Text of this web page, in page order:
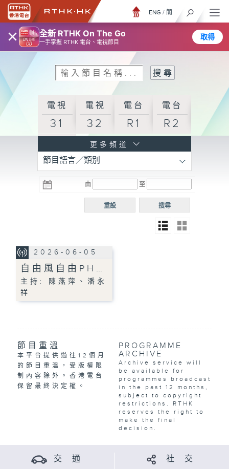
× 全新 RTHK On The Go
一手掌握 RTHK 電台、電視節目
取得
ENG / 簡
電視
31
電視
32
電台
R1
電台
R2
R3
電台 電台
R5
電台
普通
更多頻道
節目語言／類別
由 至
搜尋
重設
2026-06-05
自由風自由PH…
主持: 陳燕萍、潘永
祥
節目重溫
本平台提供過往12個月
的節目重溫，受版權限
制內容除外。香港電台
保留最終決定權。
PROGRAMME
ARCHIVE
Archive service will
be available for
programmes broadcast
in the past 12 months,
subject to copyright
restrictions. RTHK
reserves the right to
make the final
decision.
交 通 社 交